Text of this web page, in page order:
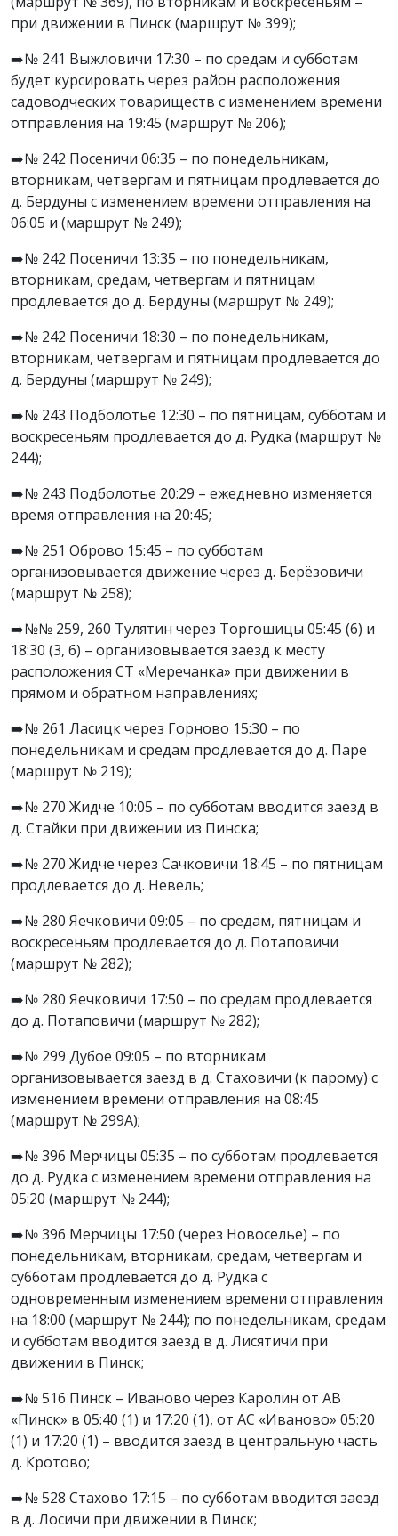
при движении в Пинск (маршрут № 399);
➡️№ 241 Выжловичи 17:30 – по средам и субботам
будет курсировать через район расположения
садоводческих товариществ с изменением времени
отправления на 19:45 (маршрут № 206);
➡️№ 242 Посеничи 06:35 – по понедельникам,
вторникам, четвергам и пятницам продлевается до
д. Бердуны с изменением времени отправления на
06:05 и (маршрут № 249);
➡️№ 242 Посеничи 13:35 – по понедельникам,
вторникам, средам, четвергам и пятницам
продлевается до д. Бердуны (маршрут № 249);
➡️№ 242 Посеничи 18:30 – по понедельникам,
вторникам, четвергам и пятницам продлевается до
д. Бердуны (маршрут № 249);
➡️№ 243 Подболотье 12:30 – по пятницам, субботам и
воскресеньям продлевается до д. Рудка (маршрут №
244);
➡️№ 243 Подболотье 20:29 – ежедневно изменяется
время отправления на 20:45;
➡️№ 251 Оброво 15:45 – по субботам
организовывается движение через д. Берёзовичи
(маршрут № 258);
➡️№№ 259, 260 Тулятин через Торгошицы 05:45 (6) и
18:30 (3, 6) – организовывается заезд к месту
расположения СТ «Меречанка» при движении в
прямом и обратном направлениях;
➡️№ 261 Ласицк через Горново 15:30 – по
понедельникам и средам продлевается до д. Паре
(маршрут № 219);
➡️№ 270 Жидче 10:05 – по субботам вводится заезд в
д. Стайки при движении из Пинска;
➡️№ 270 Жидче через Сачковичи 18:45 – по пятницам
продлевается до д. Невель;
➡️№ 280 Яечковичи 09:05 – по средам, пятницам и
воскресеньям продлевается до д. Потаповичи
(маршрут № 282);
➡️№ 280 Яечковичи 17:50 – по средам продлевается
до д. Потаповичи (маршрут № 282);
➡️№ 299 Дубое 09:05 – по вторникам
организовывается заезд в д. Стаховичи (к парому) с
изменением времени отправления на 08:45
(маршрут № 299А);
➡️№ 396 Мерчицы 05:35 – по субботам продлевается
до д. Рудка с изменением времени отправления на
05:20 (маршрут № 244);
➡️№ 396 Мерчицы 17:50 (через Новоселье) – по
понедельникам, вторникам, средам, четвергам и
субботам продлевается до д. Рудка с
одновременным изменением времени отправления
на 18:00 (маршрут № 244); по понедельникам, средам
и субботам вводится заезд в д. Лисятичи при
движении в Пинск;
➡️№ 516 Пинск – Иваново через Каролин от АВ
«Пинск» в 05:40 (1) и 17:20 (1), от АС «Иваново» 05:20
(1) и 17:20 (1) – вводится заезд в центральную часть
д. Кротово;
➡️№ 528 Стахово 17:15 – по субботам вводится заезд
в д. Лосичи при движении в Пинск;